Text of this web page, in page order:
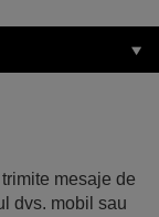
mesaje de
dvs. mobil sau